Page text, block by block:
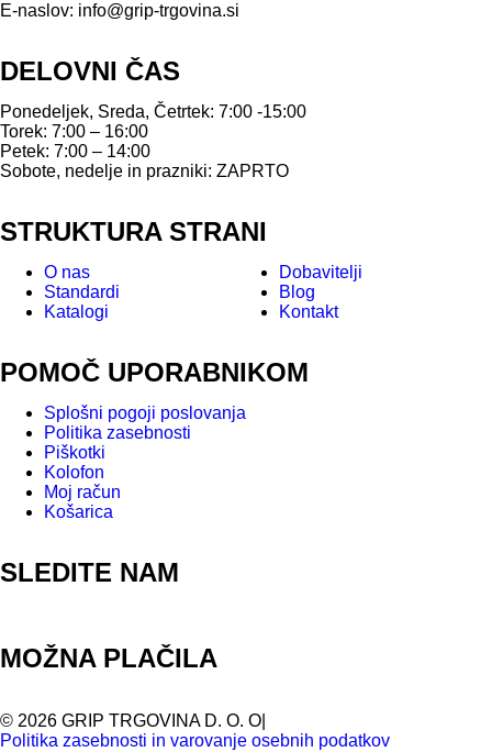
E-naslov: info@grip-trgovina.si
DELOVNI ČAS
Ponedeljek, Sreda, Četrtek: 7:00 -15:00
Torek: 7:00 – 16:00
Petek: 7:00 – 14:00
Sobote, nedelje in prazniki: ZAPRTO
STRUKTURA STRANI
O nas
Standardi
Katalogi
Dobavitelji
Blog
Kontakt
POMOČ UPORABNIKOM
Splošni pogoji poslovanja
Politika zasebnosti
Piškotki
Kolofon
Moj račun
Košarica
SLEDITE NAM
MOŽNA PLAČILA
© 2026 GRIP TRGOVINA D. O. O
Politika zasebnosti in varovanje osebnih podatkov